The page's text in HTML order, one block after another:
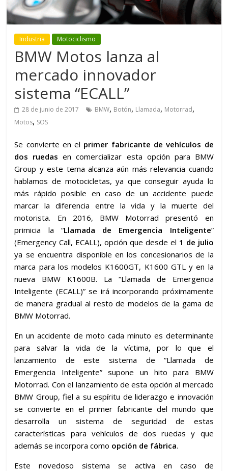
Industria Motociclismo
BMW Motos lanza al
mercado innovador
sistema “ECALL”
28 de junio de 2017 BMW, Botón, Llamada, Motorrad,
Motos, SOS
Se convierte en el primer fabricante de vehículos de
dos ruedasen comercializar esta opción para BMW
Group y este tema alcanza aún más relevancia cuando
hablamos de motocicletas, ya que conseguir ayuda lo
más rápido posible en caso de un accidente puede
marcar la diferencia entre la vida y la muerte del
motorista. En 2016, BMW Motorrad presentó en
primicia la “Llamada de Emergencia Inteligente”
(Emergency Call, ECALL), opción que desde el 1 de julio
ya se encuentra disponible en los concesionarios de la
marca para los modelos K1600GT, K1600 GTL y en la
nueva BMW K1600B. La “Llamada de Emergencia
Inteligente (ECALL)” se irá incorporando próximamente
de manera gradual al resto de modelos de la gama de
BMW Motorrad.
En un accidente de moto cada minuto es determinante
para salvar la vida de la víctima, por lo que el
lanzamiento de este sistema de “Llamada de
Emergencia Inteligente” supone un hito para BMW
Motorrad. Con el lanzamiento de esta opción al mercado
BMW Group, fiel a su espíritu de liderazgo e innovación
se convierte en el primer fabricante del mundo que
desarrolla un sistema de seguridad de estas
características para vehículos de dos ruedas y que
además se incorpora como opción de fábrica.
Este novedoso sistema se activa en caso de